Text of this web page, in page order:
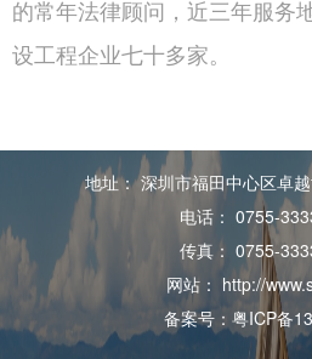
的常年法律顾问，近三年服务
设工程企业七十多家。
地址： 深圳市福田中心区卓
电话： 0755-
传真： 0755-
网站： http://
备案号：粤ICP备